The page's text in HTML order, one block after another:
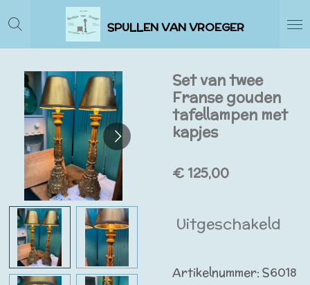
Ga
direct
naar
hoofdinhoud
SPULLEN VAN VROEGER
Set van twee
Franse gouden
tafellampen met
kapjes
€ 125,00
Uitgeschakeld
Artikelnummer: S6018